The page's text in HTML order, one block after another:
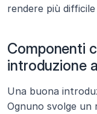
rendere più
Componenti
introduzione
Una buona
Ognuno svolge